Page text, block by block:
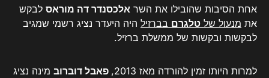
אחת הסיבות שהובילו את השר אלכסנדר דה מוראס לבקש
את מנעול של טלגרם בברזיל היה היעדר נציג רשמי שמגיב
לבקשות ובקשות של ממשלת ברזיל.
למרות היותו זמין להורדה מאז 2013, פאבל דוברוב מינה נציג